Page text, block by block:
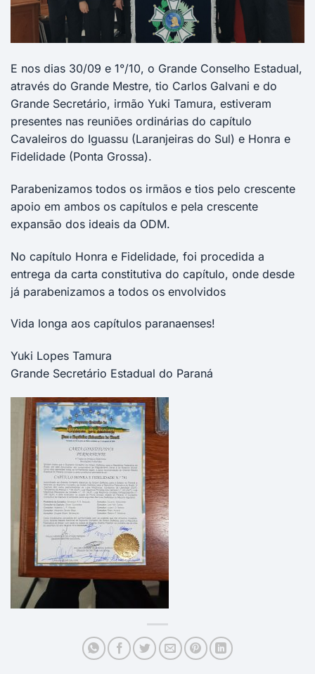
E nos dias 30/09 e 1°/10, o Grande Conselho Estadual,
através do Grande Mestre, tio Carlos Galvani e do
Grande Secretário, irmão Yuki Tamura, estiveram
presentes nas reuniões ordinárias do capítulo
Cavaleiros do Iguassu (Laranjeiras do Sul) e Honra e
Fidelidade (Ponta Grossa).
Parabenizamos todos os irmãos e tios pelo crescente
apoio em ambos os capítulos e pela crescente
expansão dos ideais da ODM.
No capítulo Honra e Fidelidade, foi procedida a
entrega da carta constitutiva do capítulo, onde desde
já parabenizamos a todos os envolvidos
Vida longa aos capítulos paranaenses!
Yuki Lopes Tamura
Grande Secretário Estadual do Paraná